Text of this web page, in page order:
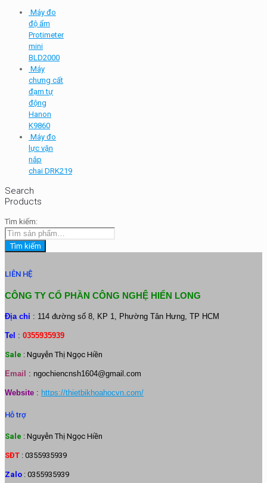
Máy đo
độ ẩm
Protimeter
mini
BLD2000
Máy
chưng cất
đạm tự
động
Hanon
K9860
Máy đo
lực vặn
nắp
chai DRK219
Search
Products
Tìm kiếm:
Tìm kiếm
LIÊN HỆ
CÔNG TY CỔ PHẦN CÔNG NGHỆ HIỂN LONG
Địa chỉ : 114 đường số 8, KP 1, Phường Tân Hưng, TP HCM
Tel : 0355935939
Sale : Nguyễn Thị Ngọc Hiền
Email : ngochiencnsh1604@gmail.com
Website : https://thietbikhoahocvn.com/
Hỗ trợ
Sale : Nguyễn Thị Ngọc Hiền
SĐT : 0355935939
Zalo : 0355935939